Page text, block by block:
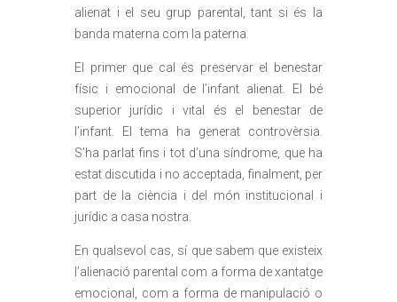
alienat i el seu grup parental, tant si és la
banda materna com la paterna.
El primer que cal és preservar el benestar
físic i emocional de l’infant alienat. El bé
superior jurídic i vital és el benestar de
l’infant. El tema ha generat controvèrsia.
S’ha parlat fins i tot d’una síndrome, que ha
estat discutida i no acceptada, finalment, per
part de la ciència i del món institucional i
jurídic a casa nostra.
En qualsevol cas, sí que sabem que existeix
l’alienació parental com a forma de xantatge
emocional, com a forma de manipulació o